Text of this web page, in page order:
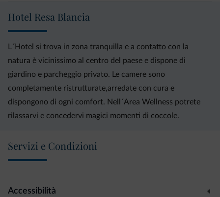
Hotel Resa Blancia
L´Hotel si trova in zona tranquilla e a contatto con la
natura è vicinissimo al centro del paese e dispone di
giardino e parcheggio privato. Le camere sono
completamente ristrutturate,arredate con cura e
dispongono di ogni comfort. Nell´Area Wellness potrete
rilassarvi e concedervi magici momenti di coccole.
Servizi e Condizioni
Accessibilità